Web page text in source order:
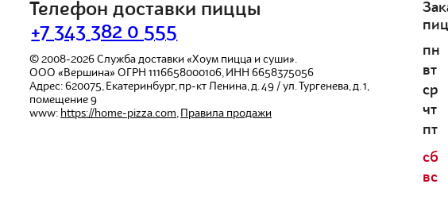
Телефон доставки пиццы
+7 343 382 0 555
© 2008-2026 Служба доставки «Хоум пицца и суши».
ООО «Вершина» ОГРН 1116658000106, ИНН 6658375056
Адрес: 620075, Екатеринбург, пр-кт Ленина, д. 49 / ул. Тургенева, д. 1,
помещение 9
www: https://home-pizza.com, Правила продажи
пн
вт
ср
чт
пт
сб
вс